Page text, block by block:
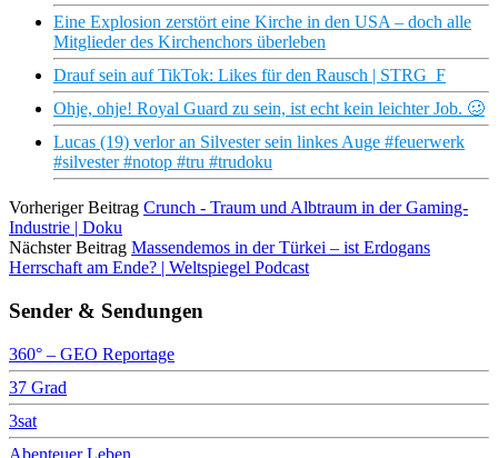
Eine Explosion zerstört eine Kirche in den USA – doch alle
Mitglieder des Kirchenchors überleben
Drauf sein auf TikTok: Likes für den Rausch | STRG_F
Ohje, ohje! Royal Guard zu sein, ist echt kein leichter Job. 🥴
Lucas (19) verlor an Silvester sein linkes Auge #feuerwerk
#silvester #notop #tru #trudoku
Vorheriger Beitrag Crunch - Traum und Albtraum in der Gaming-
Industrie | Doku
Nächster Beitrag Massendemos in der Türkei – ist Erdogans
Herrschaft am Ende? | Weltspiegel Podcast
Sender & Sendungen
360° – GEO Reportage
37 Grad
3sat
Abenteuer Leben